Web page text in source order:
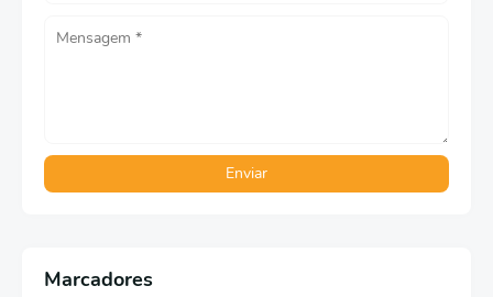
Marcadores